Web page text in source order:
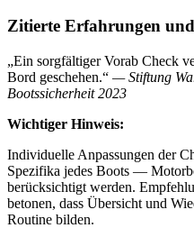
Zitierte Erfahrungen
„Ein sorgfältiger Vorab Check
Bord geschehen.“ — Stiftung
Bootssicherheit 2023
Wichtiger Hinweis:
Individuelle Anpassungen der
Spezifika jedes Boots —
berücksichtigt werden.
betonen, dass Übersicht und
Routine bilden.